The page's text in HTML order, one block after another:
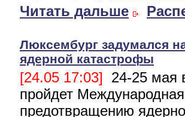
Читать дальше
Люксембург задумался
ядерной катастрофы
[24.05 17:03] 24-25 мая
пройдет
предотвращению